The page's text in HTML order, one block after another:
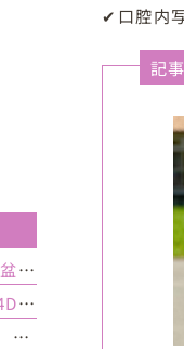
✔口腔内
記
8月１１日（祝）ー１４日（金）お盆休み １５日土曜日から診療しております
2025インプラント歯周病セミナー4DAY行いました
電子タバコも禁煙しなきゃだめ？ インプラント手術前後の喫煙が及ぼす影響とは？